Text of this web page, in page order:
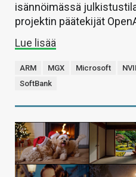
isännöimässä
projektin päätekijät
Lue lisää
ARM MGX Microsoft
SoftBank